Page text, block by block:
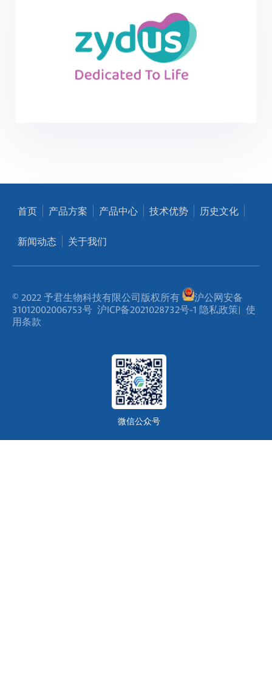
首页 产品方案 产品中心 技术优势 历史文化
新闻动态 关于我们
© 2022 予君生物科技有限公司版权所有
沪公网安备
31012002006753号 沪ICP备2021028732号-1 隐私政策| 使
用条款
微信公众号